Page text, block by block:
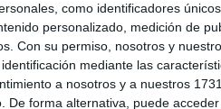
como identificadores
personalizado, medición de
Con su permiso, nosotros y
mediante las
a nosotros y a nuestros
De forma alternativa, puede